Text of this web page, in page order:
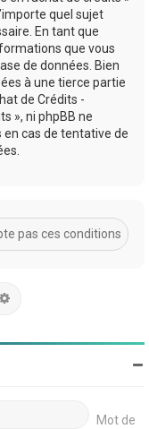
quel sujet
En tant que
que vous
de données. Bien
à une tierce partie
de Crédits -
», ni phpBB ne
cas de tentative de
Mot de